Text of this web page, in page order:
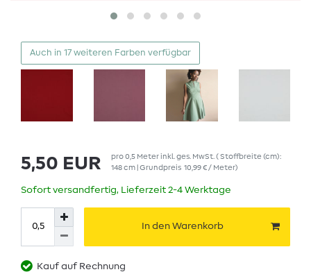
Auch in 17 weiteren Farben verfügbar
5,50 EUR pro0,5 Meterinkl. ges. MwSt. ( Stoffbreite (cm):
148 cm | Grundpreis 10,99 € / Meter)
Sofort versandfertig, Lieferzeit 2-4 Werktage
In den Warenkorb
Kauf auf Rechnung